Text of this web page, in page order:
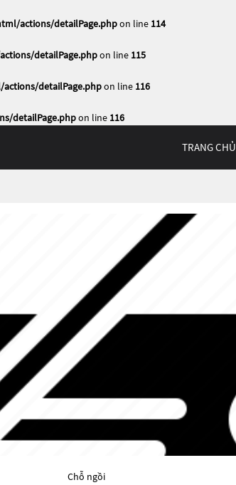
actions/detailPage.phpon line 114
detailPage.phpon line 115
detailPage.phpon line 116
detailPage.phpon line 116
TRANG CHỦ
Chỗ ngồi